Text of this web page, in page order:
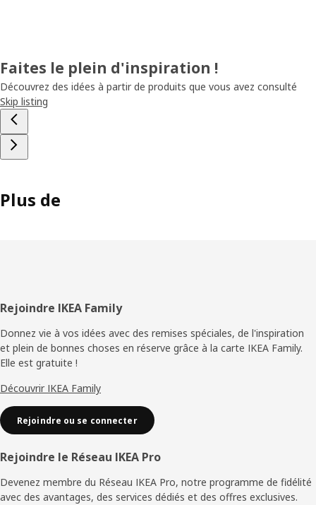
intégrées contribuent à transmettre une sensation de
calme. « La poignée s'étend sur toute la largeur de la face
de tiroir ou de la porte de l'élément, ce qui assure une
bonne prise en main. Dans le cas des tiroirs, elle est
orientée vers le bas pour éviter que la poussière et la
BACKSJÖN avec des lignes épurées. Il se combine
légèrement plus fin et plus raffiné que la porcelaine. Ce
en choisissant le lavabo, le plateau ou encore le miroir que
vous préférez. Ainsi, vous n'obtiendrez pas le même style
si vous optez pour un meuble ÄNGSJÖN avec une finition
blanc brillant ou un motif chêne. Complétez vos éléments
fermés et vos meubles avec tiroirs avec un rangement
minimaliste que vous souhaitez, de nombreuses
combinaisons peuvent vous aider à créer la salle de bain
de vos rêves. »
Faites le plein d'inspiration !
Découvrez des idées à partir de produits que vous avez consulté
Skip listing
Plus de
Pied
de
page
Rejoindre IKEA Family
Donnez vie à vos idées avec des remises spéciales, de l'inspiration
et plein de bonnes choses en réserve grâce à la carte IKEA Family.
Elle est gratuite !
Découvrir IKEA Family
Rejoindre ou se connecter
Rejoindre le Réseau IKEA Pro
Devenez membre du Réseau IKEA Pro, notre programme de fidélité
avec des avantages, des services dédiés et des offres exclusives.